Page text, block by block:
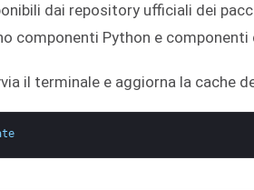
dai repository ufficiali dei
componenti Python e componenti
il terminale e aggiorna la cache